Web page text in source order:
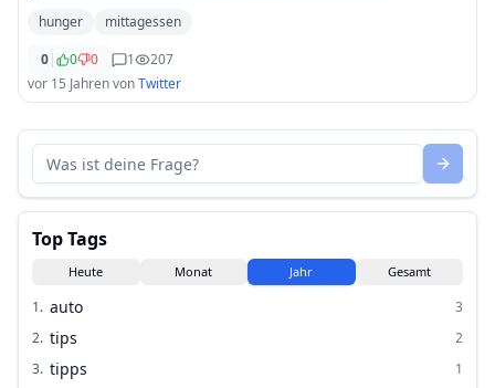
Mittagessen Hunger Followerpower
hunger
mittagessen
0| 0 0 1
207
vor 15 JahrenvonTwitter
Top Tags
Heute Monat Jahr Gesamt
1. auto
3
2. tips
2
3. tipps
1